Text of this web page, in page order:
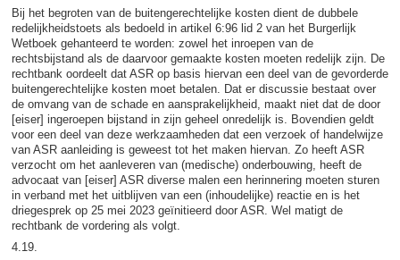
Bij het begroten van de buitengerechtelijke kosten dient de dubbele
redelijkheidstoets als bedoeld in artikel 6:96 lid 2 van het Burgerlijk
Wetboek gehanteerd te worden: zowel het inroepen van de
rechtsbijstand als de daarvoor gemaakte kosten moeten redelijk zijn. De
rechtbank oordeelt dat ASR op basis hiervan een deel van de gevorderde
buitengerechtelijke kosten moet betalen. Dat er discussie bestaat over
de omvang van de schade en aansprakelijkheid, maakt niet dat de door
[eiser] ingeroepen bijstand in zijn geheel onredelijk is. Bovendien geldt
voor een deel van deze werkzaamheden dat een verzoek of handelwijze
van ASR aanleiding is geweest tot het maken hiervan. Zo heeft ASR
verzocht om het aanleveren van (medische) onderbouwing, heeft de
advocaat van [eiser] ASR diverse malen een herinnering moeten sturen
in verband met het uitblijven van een (inhoudelijke) reactie en is het
driegesprek op 25 mei 2023 geïnitieerd door ASR. Wel matigt de
rechtbank de vordering als volgt.
4.19.